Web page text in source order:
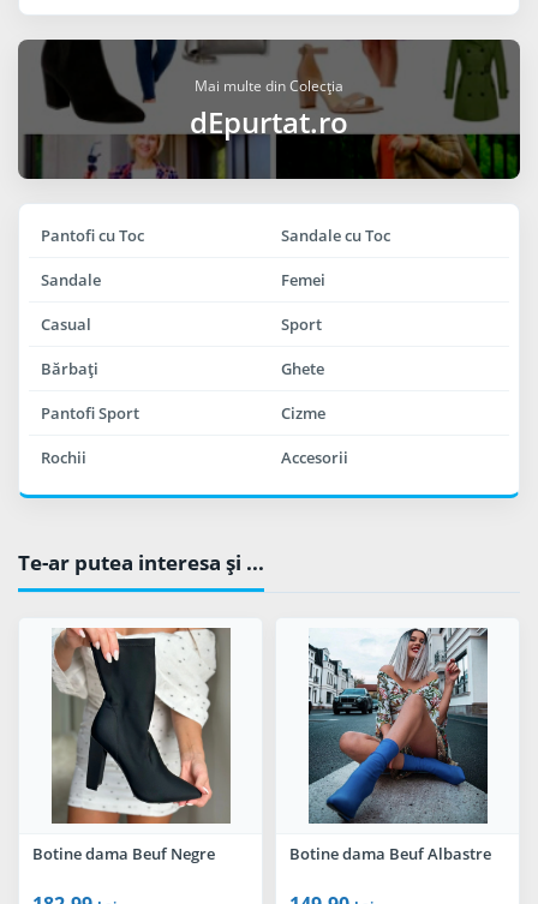
Mai multe din Colecția
dEpurtat.ro
Pantofi cu Toc Sandale cu Toc
Sandale Femei
Casual Sport
Bărbaţi Ghete
Pantofi Sport Cizme
Rochii Accesorii
Te-ar putea interesa şi ...
Botine dama Beuf Negre Botine dama Beuf Albastre